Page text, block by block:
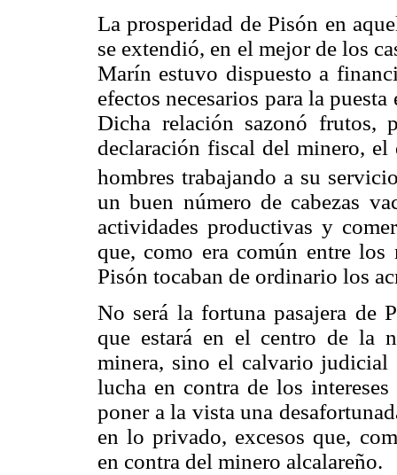
La prosperidad de Pisón en
se extendió, en el mejor de los
Marín estuvo dispuesto a
efectos necesarios para la
Dicha relación sazonó frutos,
declaración fiscal del minero, el
hombres trabajando a su
un buen número de cabezas
actividades productivas y
que, como era común entre
Pisón tocaban de ordinario los
No será la fortuna pasajera de
que estará en el centro de la
minera, sino el calvario judicial
lucha en contra de los
poner a la vista una
en lo privado, excesos que,
en contra del minero alcalareño.